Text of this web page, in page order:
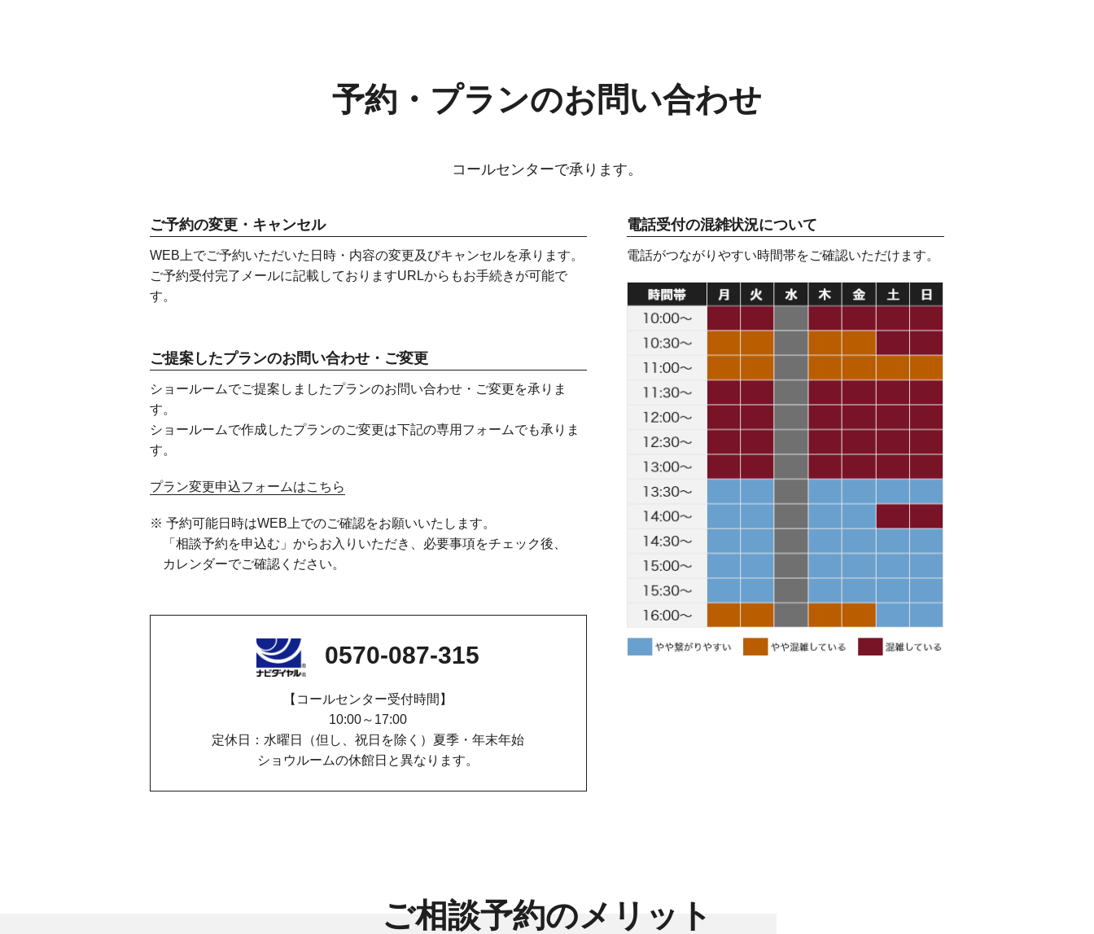
予約・プランのお問い合わせ
コールセンターで承ります。
ご予約の変更・キャンセル
WEB上でご予約いただいた日時・内容の変更及びキャンセルを承ります。
ご予約受付完了メールに記載しておりますURLからもお手続きが可能で
す。
ご提案したプランのお問い合わせ・ご変更
ショールームでご提案しましたプランのお問い合わせ・ご変更を承りま
す。
ショールームで作成したプランのご変更は下記の専用フォームでも承りま
す。
プラン変更申込フォームはこちら
※ 予約可能日時はWEB上でのご確認をお願いいたします。
「相談予約を申込む」からお入りいただき、必要事項をチェック後、
カレンダーでご確認ください。
0570-087-315
【コールセンター受付時間】
10:00～17:00
定休日：水曜日（但し、祝日を除く）夏季・年末年始
ショウルームの休館日と異なります。
電話受付の混雑状況について
電話がつながりやすい時間帯をご確認いただけます。
ご相談予約のメリット